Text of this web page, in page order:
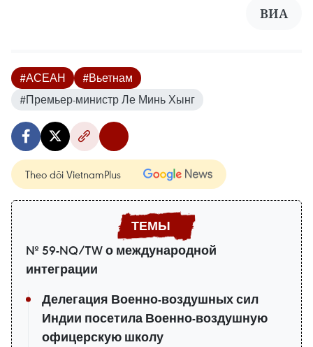
ВИA
#АСЕАН
#Вьетнам
#Премьер-министр Ле Минь Хынг
Theo dõi VietnamPlus
№ 59-NQ/TW о международной
интеграции
Делегация Военно-воздушных сил
Индии посетила Военно-воздушную
офицерскую школу